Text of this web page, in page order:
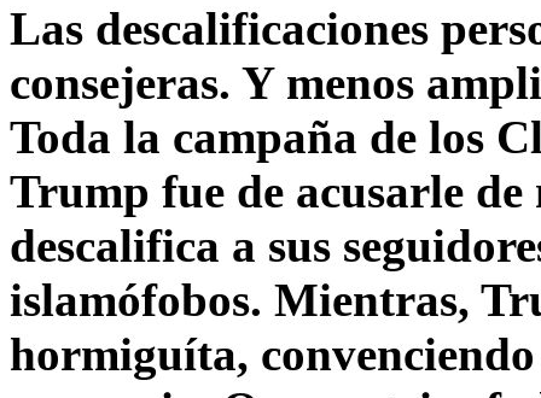
Las descalificaciones
consejeras. Y menos
Toda la campaña de los
Trump fue de acusarle
descalifica a sus
islamófobos. Mientras,
hormiguíta,